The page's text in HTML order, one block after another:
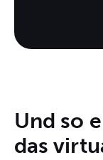
Und so
das